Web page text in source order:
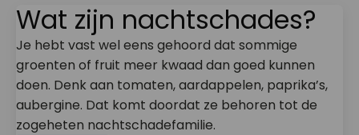
Wat zijn nachtschades?
Je hebt vast wel eens gehoord dat sommige
groenten of fruit meer kwaad dan goed kunnen
doen. Denk aan tomaten, aardappelen, paprika’s,
aubergine. Dat komt doordat ze behoren tot de
zogeheten nachtschadefamilie.